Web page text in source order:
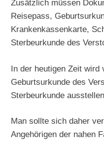
Zusätzlich müssen
Reisepass,
Krankenkassenkarte,
Sterbeurkunde des
In der heutigen Zeit wird
Geburtsurkunde des
Sterbeurkunde
Man sollte sich daher
Angehörigen der nahen